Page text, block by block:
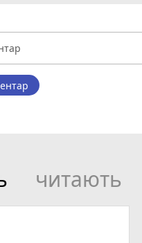
читають